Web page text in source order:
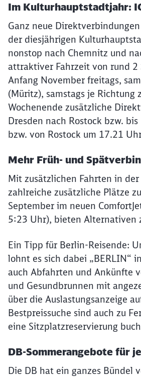
Im Kulturhauptstadtjahr:
Ganz neue
der diesjährigen
nonstop nach Chemnitz und
attraktiver Fahrzeit von rund 2
Anfang November freitags,
(Müritz), samstags je Richtung
Wochenende zusätzliche
Dresden nach Rostock bzw.
bzw. von Rostock um 17.21
Mehr Früh- und
Mit zusätzlichen Fahrten in
zahlreiche zusätzliche Plätze
September im neuen
5:23 Uhr), bieten Alternativen
Ein Tipp für Berlin-Reisende:
lohnt es sich dabei „BERLIN“
auch Abfahrten und Ankünfte
und Gesundbrunnen mit
über die Auslastungsanzeige
Bestpreissuche sind auch zu
eine Sitzplatzreservierung
DB-Sommerangebote für
Die DB hat ein ganzes Bündel